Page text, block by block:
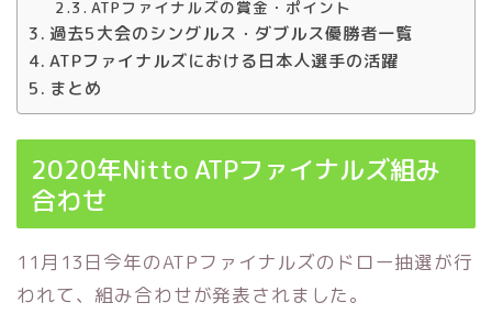
ATPファイナルズの賞金・ポイント
過去5大会のシングルス・ダブルス優勝者一覧
ATPファイナルズにおける日本人選手の活躍
まとめ
2020年Nitto ATPファイナルズ組み
合わせ
11月13日今年のATPファイナルズのドロー抽選が行
われて、組み合わせが発表されました。